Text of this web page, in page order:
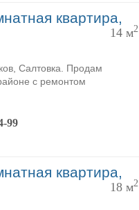
квартира,
14 м2
Салтовка. Продам
с ремонтом
99
квартира,
18 м2